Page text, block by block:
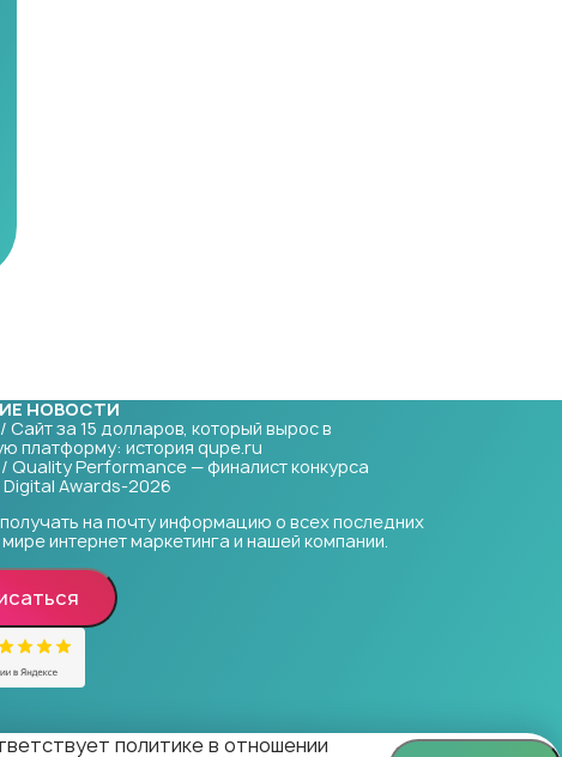
НОВОСТИ
Сайт за 15 долларов, который вырос в
платформу: история qupe.ru
Quality Performance — финалист конкурса
Awards-2026
на почту информацию о всех последних
интернет маркетинга и нашей компании.
политике в отношении